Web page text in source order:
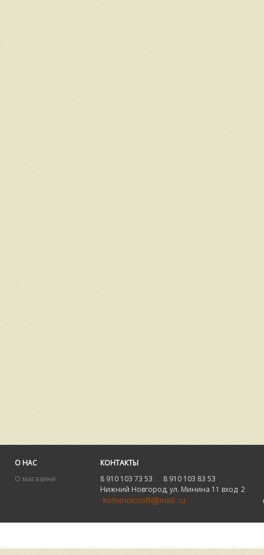
О НАС
О магазине
КОНТАКТЫ
8 910 103 73 53 8 910 103 83 53
Нижний Новгород, ул. Минина 11 вход 2